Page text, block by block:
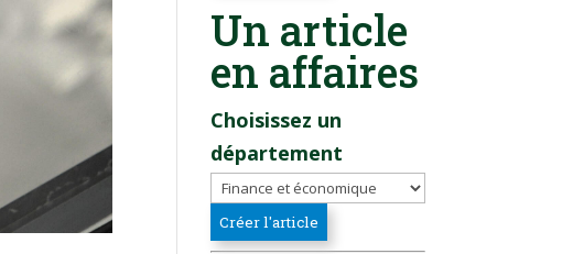
Un article
en affaires
Choisissez un
département